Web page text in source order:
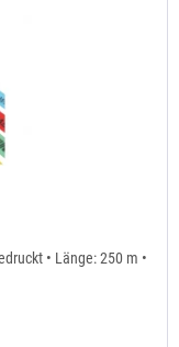
• Länge: 250 m •